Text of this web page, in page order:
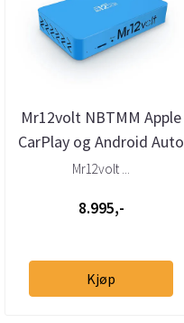
Mr12volt NBTMM Apple
CarPlay og Android Auto
til BMW NBT (DSP)
Mr12volt ...
8.995,-
Kjøp